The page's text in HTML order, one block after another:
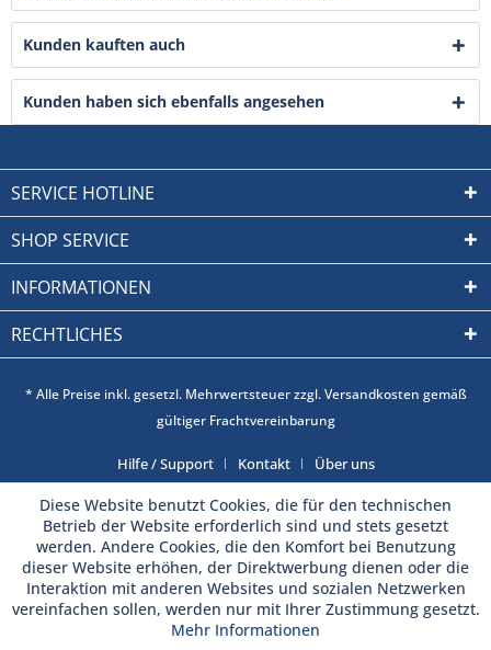
Kunden kauften auch
Kunden haben sich ebenfalls angesehen
SERVICE HOTLINE
SHOP SERVICE
INFORMATIONEN
RECHTLICHES
* Alle Preise inkl. gesetzl. Mehrwertsteuer zzgl. Versandkosten gemäß
gültiger Frachtvereinbarung
Hilfe / Support Kontakt Über uns
Diese Website benutzt Cookies, die für den technischen
Betrieb der Website erforderlich sind und stets gesetzt
werden. Andere Cookies, die den Komfort bei Benutzung
dieser Website erhöhen, der Direktwerbung dienen oder die
Interaktion mit anderen Websites und sozialen Netzwerken
vereinfachen sollen, werden nur mit Ihrer Zustimmung gesetzt.
Mehr Informationen